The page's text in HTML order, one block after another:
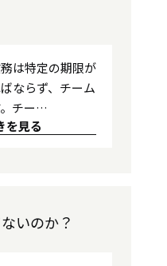
は特定の期限が
ならず、チーム
チー…
を見る
いのか？